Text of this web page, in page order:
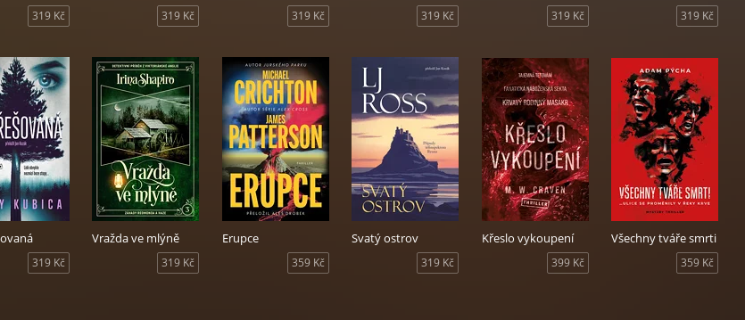
319 Kč 319 Kč 319 Kč 319 Kč 319 Kč 319 Kč
319 Kč
Vražda ve mlýně
319 Kč
Erupce
359 Kč
Svatý ostrov
319 Kč
Křeslo vykoupení
399 Kč
Všechny tváře smrti
359 Kč